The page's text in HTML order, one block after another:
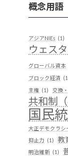
概念用語
アジアNIEs (1)
ウェス
グローバル資本
ブロック経済
主権 (1) 交換
共和制（
国民
大正デモクラシ
抑止力 (1) 教
明治維新 (1)